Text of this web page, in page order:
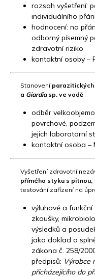
rozsah vyšetření:
individuálního
hodnocení: na
odborný písemný
zdravotní riziko
kontaktní osoby –
Stanovení
a Giardia sp. ve vodě
odběr
povrchové,
jejich laboratorní
kontaktní osoba –
Vyšetření zdravotní
přímého styku s
testování zařízení na
výluhové a funkční
zkoušky,
výsledků a
jako doklad o
zákona č. 258/
předpisů: Výrobce
přicházejícího do